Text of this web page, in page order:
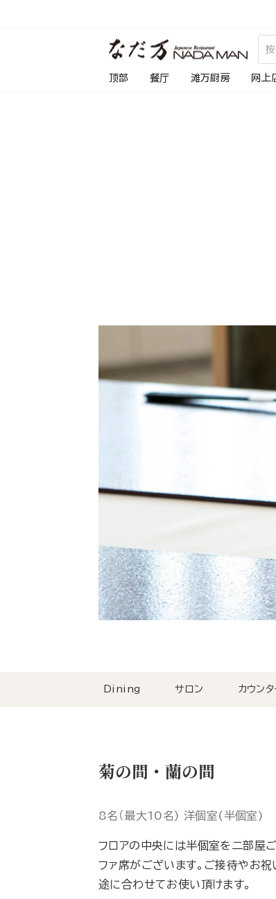
顶部 餐厅 滩万厨房 网上
Dining サロン カウンタ
菊の間・蘭の間
8名（最大10名) 洋個室(半個室)
フロアの中央には半個室を二部屋
ファ席がございます。ご接待やお祝
途に合わせてお使い頂けます。